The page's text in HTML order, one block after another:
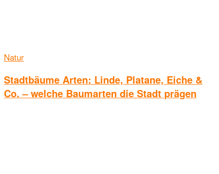
Natur
Stadtbäume Arten: Linde, Platane, Eiche &
Co. – welche Baumarten die Stadt prägen